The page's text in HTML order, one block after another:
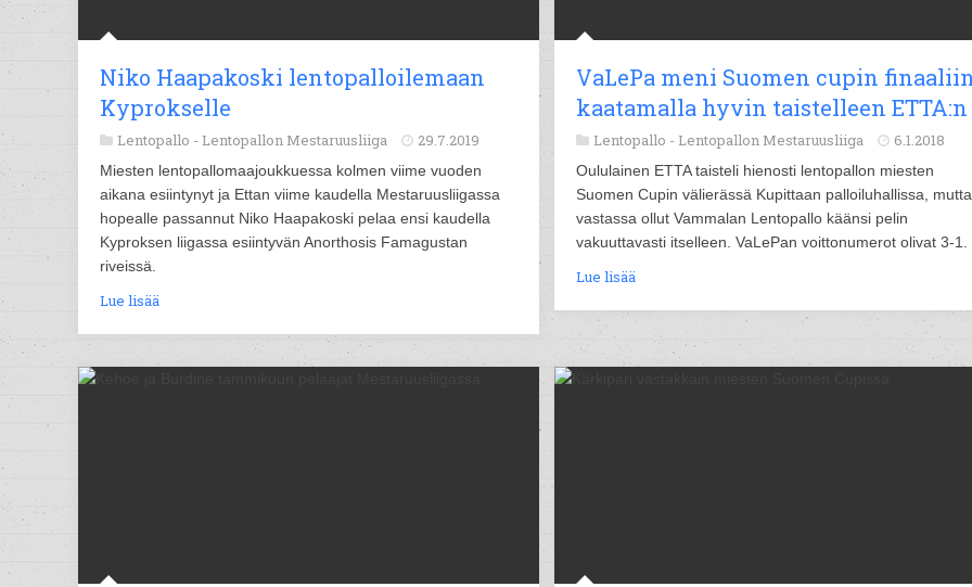
Niko Haapakoski lentopalloilemaan
Kyprokselle
Lentopallo - Lentopallon Mestaruusliiga 29.7.2019
Miesten lentopallomaajoukkuessa kolmen viime vuoden
aikana esiintynyt ja Ettan viime kaudella Mestaruusliigassa
hopealle passannut Niko Haapakoski pelaa ensi kaudella
Kyproksen liigassa esiintyvän Anorthosis Famagustan
riveissä.
Lue lisää
VaLePa meni Suomen cupin
kaatamalla hyvin taistelleen ETTA:n
Lentopallo - Lentopallon Mestaruusliiga 6.1.2018
Oululainen ETTA taisteli hienosti lentopallon miesten
Suomen Cupin välierässä Kupittaan palloiluhallissa, mutta
vastassa ollut Vammalan Lentopallo käänsi pelin
vakuuttavasti itselleen. VaLePan voittonumerot olivat 3-1.
Lue lisää